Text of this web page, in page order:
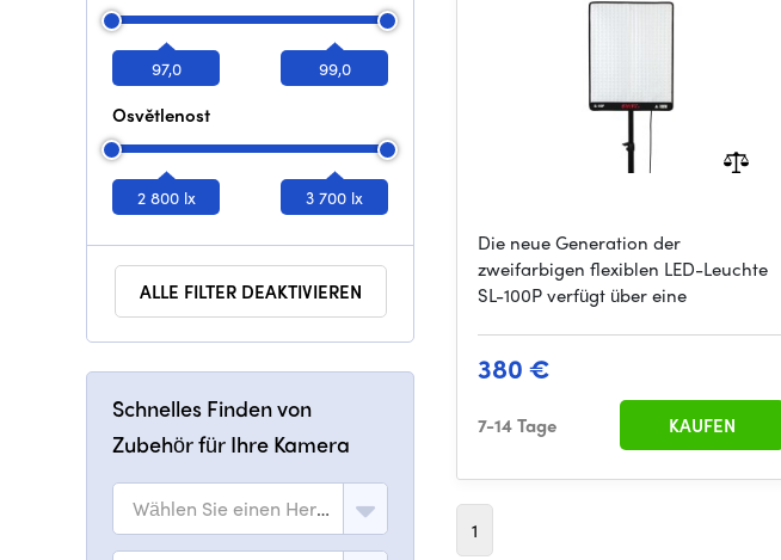
97,0 99,0
Osvětlenost
2 800 lx 3 700 lx
ALLE FILTER DEAKTIVIEREN
Schnelles Finden von
Zubehör für Ihre Kamera
Wählen Sie einen Hersteller
Die neue Generation der
zweifarbigen flexiblen LED-Leuchte
SL-100P verfügt über eine
380 €
7-14 Tage KAUFEN
1